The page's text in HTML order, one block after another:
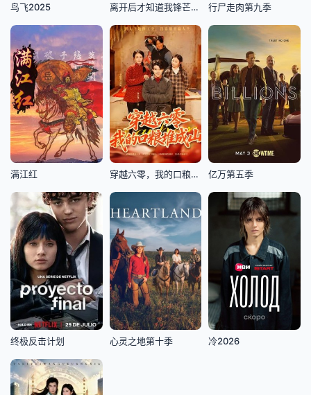
鸟飞2025 离开后才知道我锋芒毕露吗 行尸走肉第九季
满江红 穿越六零，我的口粮堆成山 亿万第五季
终极反击计划 心灵之地第十季 冷2026